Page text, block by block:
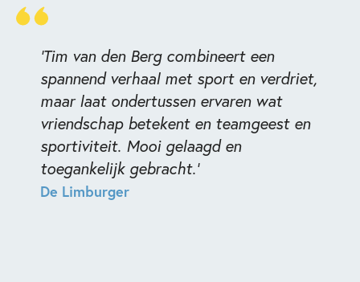
'Tim van den Berg combineert een
spannend verhaal met sport en verdriet,
maar laat ondertussen ervaren wat
vriendschap betekent en teamgeest en
sportiviteit. Mooi gelaagd en
toegankelijk gebracht.'
De Limburger